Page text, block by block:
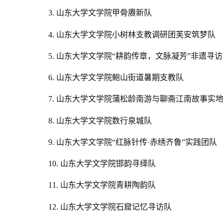
3. 山东大学文学院甲骨赓新队
4. 山东大学文学院小树林支教调研团芙安筑梦队
5. 山东大学文学院“耕韵传章，文脉凝芳”非遗寻
6. 山东大学文学院鲍山街道暑期支教队
7. 山东大学文学院蒲松龄南游与聊斋江南故事实
8. 山东大学文学院数行泉城队
9. 山东大学文学院“红脉针传·赤绣齐鲁”实践团队
10. 山东大学文学院邯韵寻绎队
11. 山东大学文学院青耕陶韵队
12. 山东大学文学院石窟记忆寻访队